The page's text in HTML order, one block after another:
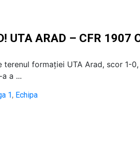
UTA ARAD – CFR 1907
terenul formației UTA Arad, scor 1-
a ...
1, Echipa